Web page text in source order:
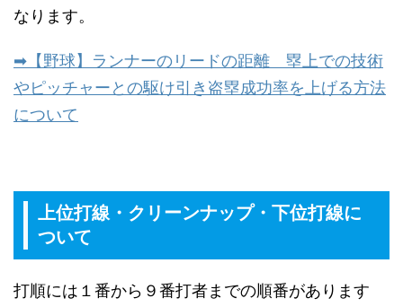
なります。
➡【野球】ランナーのリードの距離 塁上での技術
やピッチャーとの駆け引き盗塁成功率を上げる方法
について
上位打線・クリーンナップ・下位打線に
ついて
打順には１番から９番打者までの順番があります